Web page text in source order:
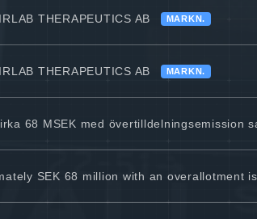
THERAPEUTICS AB MARKN.
THERAPEUTICS AB MARKN.
68 MSEK med övertilldelningsemission
SEK 68 million with an overallotment